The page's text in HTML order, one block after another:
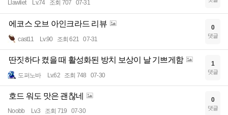
Llawliet Lv.74 조회 707 07-31
에코스 오브 아인크라드 리뷰
cast11 Lv.90 조회 621 07-31
0
댓글
딴짓하다 켰을 때 활성화된 방치 보상이 날 기쁘게함
도퍼노바 Lv.62 조회 748 07-30
1
댓글
호드 워도 맛은 괜찮네
Noobb Lv.3 조회 719 07-30
0
댓글